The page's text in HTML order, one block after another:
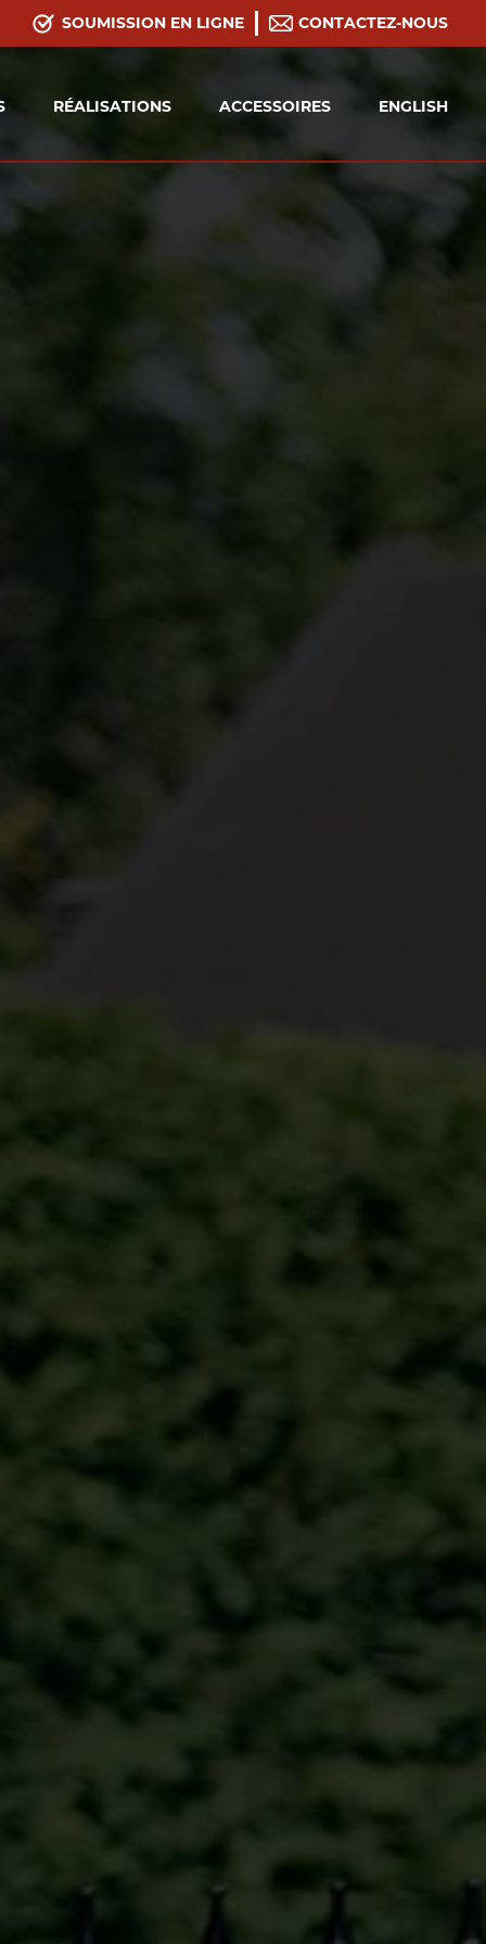
SOUMISSION EN LIGNE CONTACTEZ-NOUS
RÉALISATIONS ACCESSOIRES ENGLISH